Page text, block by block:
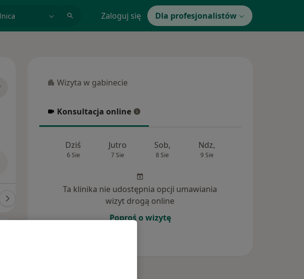
Zaloguj się Dla profesjonalistów
Wizyta w gabinecie
Wizyta w gabinecie
Konsultacja online
Konsultacja online
Dziś
6 Sie
Jutro
7 Sie
Sob,
8 Sie
Ndz,
9 Sie
Ta klinika nie udostępnia opcji umawiania
wizyt drogą online
Poproś o wizytę